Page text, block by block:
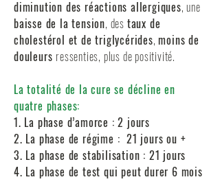
diminution des réactions allergiques, une
baisse de la tension, des taux de
cholestérol et de triglycérides,moins de
douleurs ressenties, plus de positivité.
La totalité de la cure se décline en
quatre phases:
1. La phase d’amorce : 2 jours
2. La phase de régime : 21 jours ou +
3. La phase de stabilisation : 21 jours
4. La phase de test qui peut durer 6 mois